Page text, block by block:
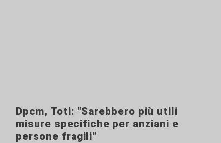
Dpcm, Toti: "Sarebbero più utili
misure specifiche per anziani e
persone fragili"